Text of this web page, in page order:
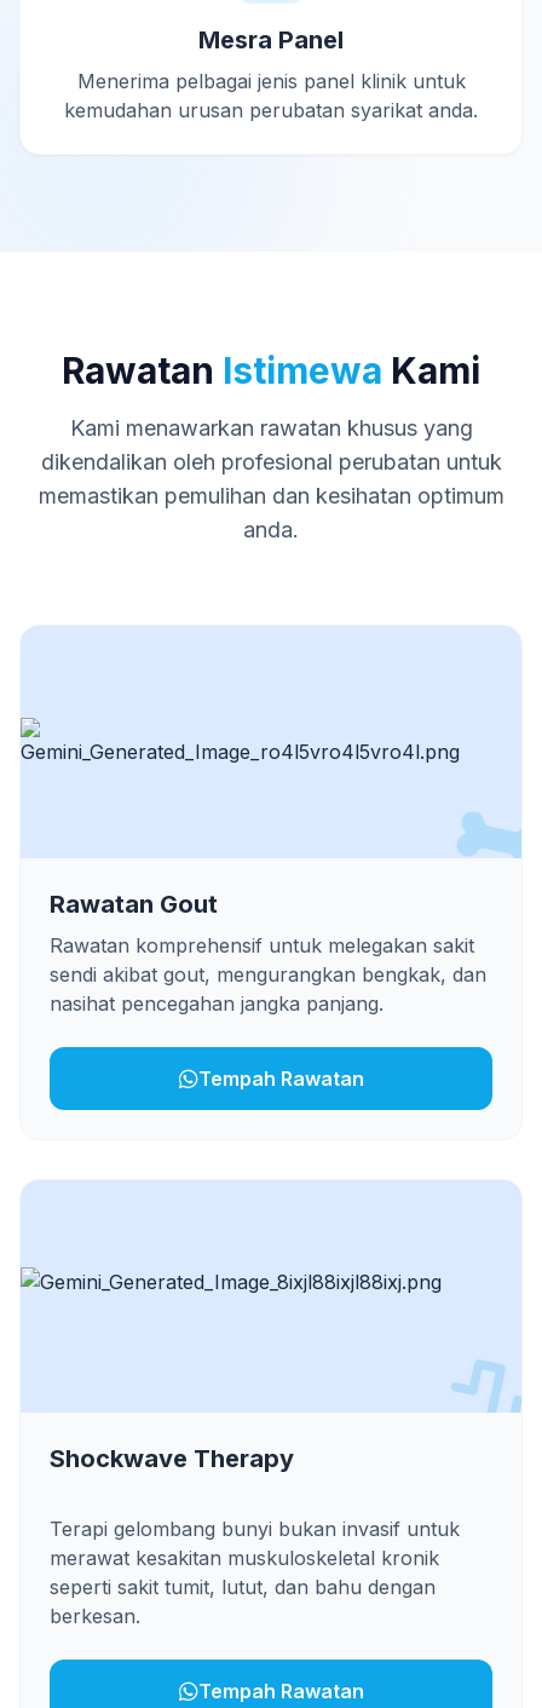
Mesra Panel
Menerima pelbagai jenis panel klinik untuk
kemudahan urusan perubatan syarikat anda.
Rawatan Istimewa Kami
Kami menawarkan rawatan khusus yang
dikendalikan oleh profesional perubatan untuk
memastikan pemulihan dan kesihatan optimum
anda.
Rawatan Gout
Rawatan komprehensif untuk melegakan sakit
sendi akibat gout, mengurangkan bengkak, dan
nasihat pencegahan jangka panjang.
Tempah Rawatan
Shockwave Therapy
Terapi gelombang bunyi bukan invasif untuk
merawat kesakitan muskuloskeletal kronik
seperti sakit tumit, lutut, dan bahu dengan
berkesan.
Tempah Rawatan